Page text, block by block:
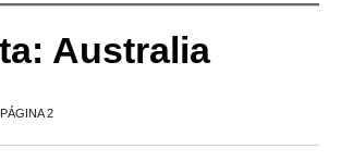
Australia
PÁGINA 2